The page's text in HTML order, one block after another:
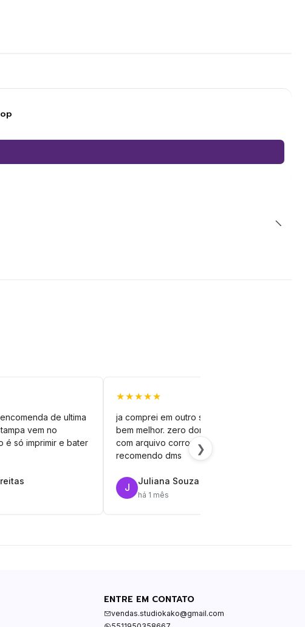
de ultima
vem no
é só imprimir e bater
★★★★★
ja comprei em outro site mas esse é
bem melhor. zero dor de cabeça
com arquivo corrompido.
recomendo dms
J
Juliana Souza
há 1 mês
❯
ENTRE EM CONTATO
vendas.studiokako@gmail.com